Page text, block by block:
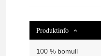
Produktinfo
100 % bomull